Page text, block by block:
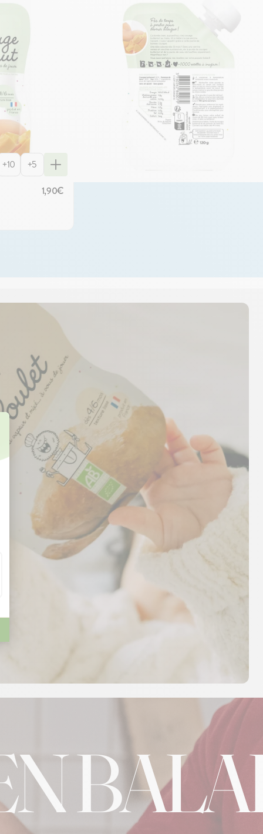
= 10 g de viande, 2/3 de gourde = 20g de viande
de viande. Bébé va vouloir grandir très vite (pas trop
+10 +5
1,90€
-